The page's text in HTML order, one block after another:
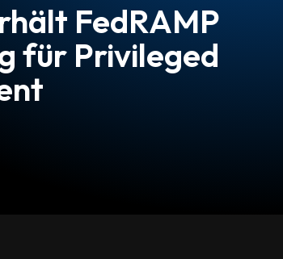
FedRAMP
für Privileged